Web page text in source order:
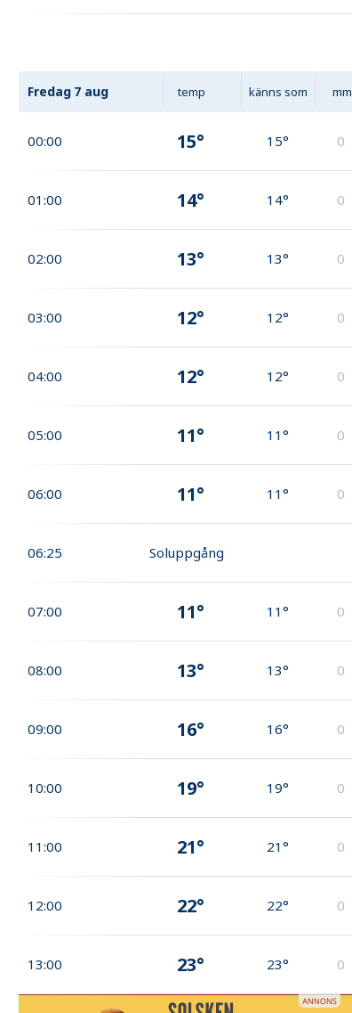
Fredag 7 aug temp känns som mm
00:00 15° 15° 0
01:00 14° 14° 0
02:00 13° 13° 0
03:00 12° 12° 0
04:00 12° 12° 0
05:00 11° 11° 0
06:00 11° 11° 0
06:25 Soluppgång
07:00 11° 11° 0
08:00 13° 13° 0
09:00 16° 16° 0
10:00 19° 19° 0
11:00 21° 21° 0
12:00 22° 22° 0
13:00 23° 23° 0